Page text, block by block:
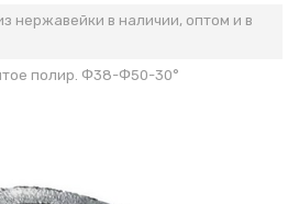
нержавейки в наличии, оптом и в
полир. Ф38-Ф50-30°